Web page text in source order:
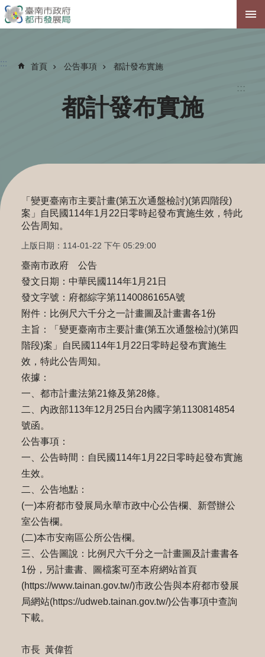
跳到主要內容區塊
:::
::: 首頁 公告事項 都計發布實施
都計發布實施
「變更臺南市主要計畫(第五次通盤檢討)(第四階段)
案」自民國114年1月22日零時起發布實施生效，特此
公告周知。
上版日期：114-01-22 下午 05:29:00
臺南市政府 公告
發文日期：中華民國114年1月21日
發文字號：府都綜字第1140086165A號
附件：比例尺六千分之一計畫圖及計畫書各1份
主旨：「變更臺南市主要計畫(第五次通盤檢討)(第四
階段)案」自民國114年1月22日零時起發布實施生
效，特此公告周知。
依據：
一、都市計畫法第21條及第28條。
二、內政部113年12月25日台內國字第1130814854
號函。
公告事項：
一、公告時間：自民國114年1月22日零時起發布實施
生效。
二、公告地點：
(一)本府都市發展局永華市政中心公告欄、新營辦公
室公告欄。
(二)本市安南區公所公告欄。
三、公告圖說：比例尺六千分之一計畫圖及計畫書各
1份，另計畫書、圖檔案可至本府網站首頁
(https://www.tainan.gov.tw/)市政公告與本府都市發展
局網站(https://udweb.tainan.gov.tw/)公告事項中查詢
下載。
市長 黃偉哲